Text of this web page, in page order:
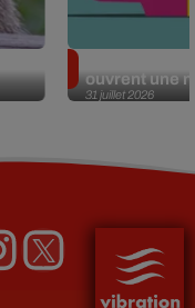
31 juillet 2026
ouvrent une